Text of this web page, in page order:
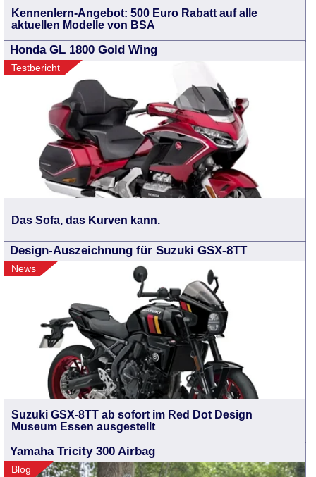
Kennenlern-Angebot: 500 Euro Rabatt auf alle
aktuellen Modelle von BSA
Honda GL 1800 Gold Wing
Testbericht
Das Sofa, das Kurven kann.
Design-Auszeichnung für Suzuki GSX-8TT
News
Suzuki GSX-8TT ab sofort im Red Dot Design
Museum Essen ausgestellt
Yamaha Tricity 300 Airbag
Blog